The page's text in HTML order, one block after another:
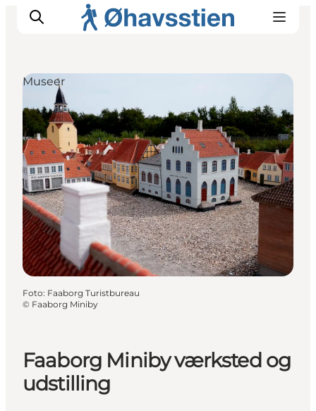
Inspiration
Vandreruter
Planlægning
Faaborg Miniby værksted og
udstilling
Museer
Foto: Faaborg Turistbureau
© Faaborg Miniby